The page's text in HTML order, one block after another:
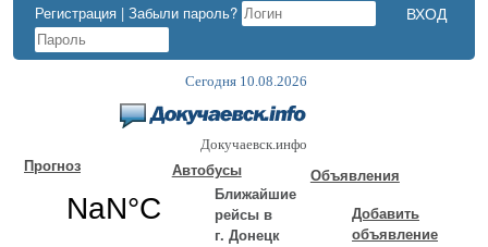
Регистрация | Забыли пароль?
Сегодня 10.08.2026
Докучаевск.инфо
Прогноз
Автобусы
Ближайшие
рейсы в
г. Донецк
Объявления
Добавить
объявление